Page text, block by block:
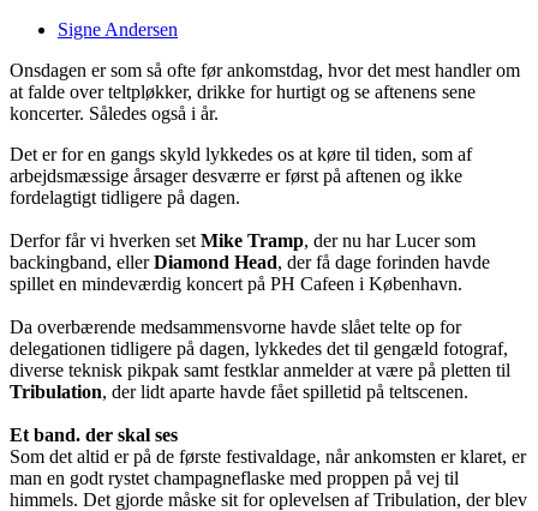
Signe Andersen
Onsdagen er som så ofte før ankomstdag, hvor det mest handler om
at falde over teltpløkker, drikke for hurtigt og se aftenens sene
koncerter. Således også i år.
Det er for en gangs skyld lykkedes os at køre til tiden, som af
arbejdsmæssige årsager desværre er først på aftenen og ikke
fordelagtigt tidligere på dagen.
Derfor får vi hverken set Mike Tramp, der nu har Lucer som
backingband, ellerDiamond Head, der få dage forinden havde
spillet en mindeværdig koncert på PH Cafeen i København.
Da overbærende medsammensvorne havde slået telte op for
delegationen tidligere på dagen, lykkedes det til gengæld fotograf,
diverse teknisk pikpak samt festklar anmelder at være på pletten til
Tribulation, der lidt aparte havde fået spilletid på teltscenen.
Et band. der skal ses
Som det altid er på de første festivaldage, når ankomsten er klaret, er
man en godt rystet champagneflaske med proppen på vej til
himmels. Det gjorde måske sit for oplevelsen af Tribulation, der blev